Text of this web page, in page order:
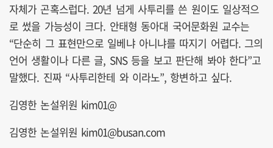
자체가 곤혹스럽다. 20년 넘게 사투리를 쓴 원이도 일상적으
로 썼을 가능성이 크다. 안태형 동아대 국어문화원 교수는
“단순히 그 표현만으로 일베냐 아니냐를 따지기 어렵다. 그의
언어 생활이나 다른 글, SNS 등을 보고 판단해 봐야 한다”고
말했다. 진짜 “사투리한테 와 이라노”, 항변하고 싶다.
김영한 논설위원 kim01@
김영한 논설위원 kim01@busan.com